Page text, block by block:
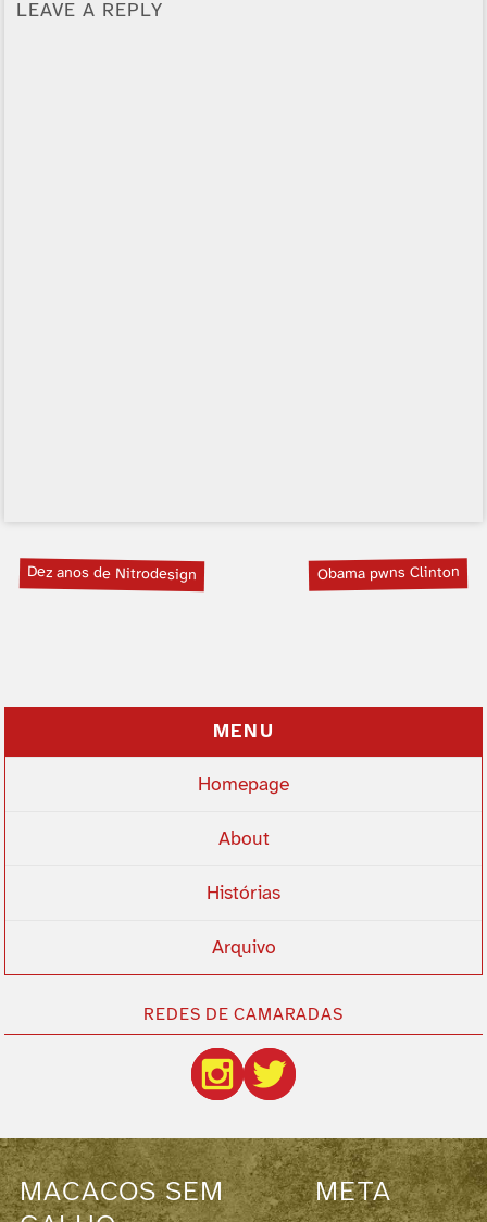
LEAVE A REPLY
Dez anos de Nitrodesign Obama pwns Clinton
MENU
Homepage
About
Histórias
Arquivo
REDES DE CAMARADAS
MACACOS SEM
META